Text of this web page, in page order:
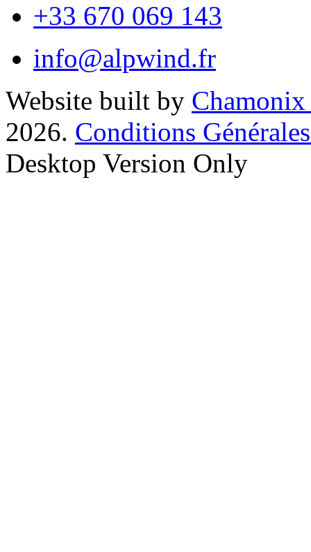
+33 670 069 143
info@alpwind.fr
Website built by
2026. Conditions
Desktop Version Only